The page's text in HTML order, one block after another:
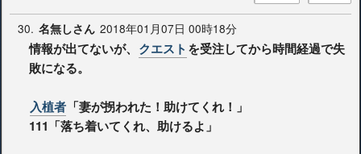
30. 名無しさん 2018年01月07日 00時18分
情報が出てないが、 クエスト を受注してから時間経過で失
敗になる。
入植者 「妻が拐われた！助けてくれ！」
111「落ち着いてくれ、助けるよ」